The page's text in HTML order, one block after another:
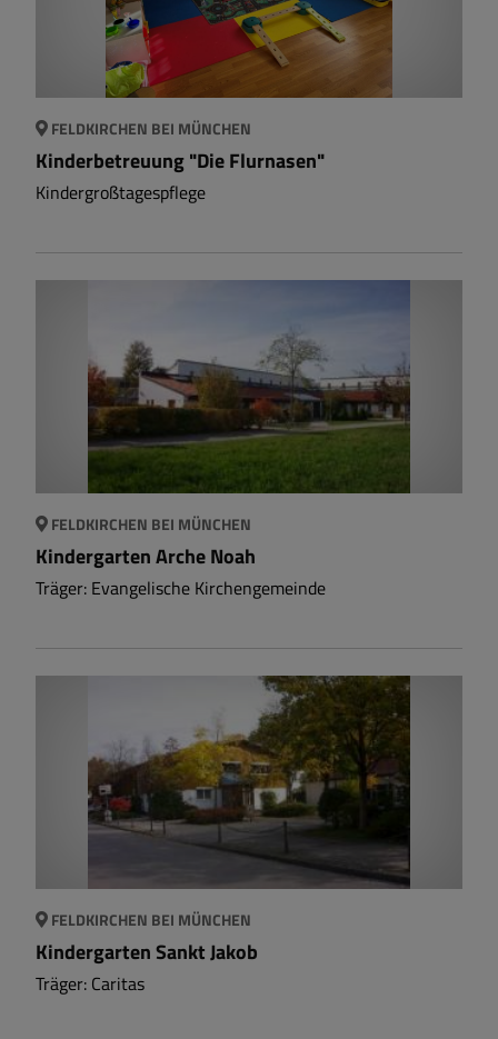
FELDKIRCHEN BEI MÜNCHEN
Kinderbetreuung "Die Flurnasen"
Kindergroßtagespflege
FELDKIRCHEN BEI MÜNCHEN
Kindergarten Arche Noah
Träger: Evangelische Kirchengemeinde
FELDKIRCHEN BEI MÜNCHEN
Kindergarten Sankt Jakob
Träger: Caritas